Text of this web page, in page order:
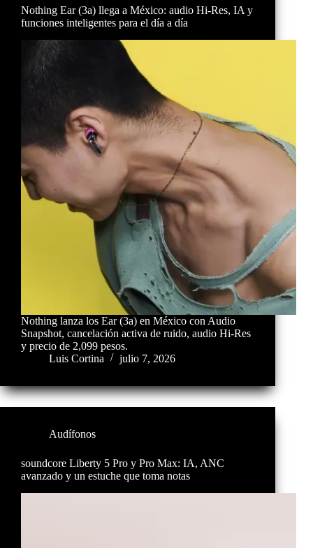
Nothing Ear (3a) llega a México: audio Hi-Res, IA y
funciones inteligentes para el día a día
Nothing lanza los Ear (3a) en México con Audio
Snapshot, cancelación activa de ruido, audio Hi-Res
y precio de 2,099 pesos.
Luis Cortina
julio 7, 2026
Audífonos
soundcore Liberty 5 Pro y Pro Max: IA, ANC
avanzado y un estuche que toma notas